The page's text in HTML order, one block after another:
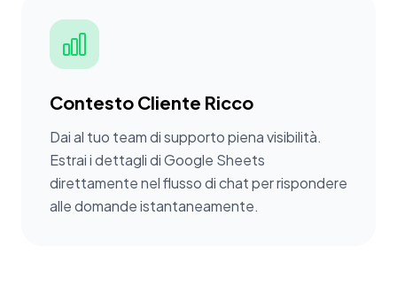
Contesto Cliente Ricco
Dai al tuo team di supporto piena visibilità.
Estrai i dettagli di Google Sheets
direttamente nel flusso di chat per rispondere
alle domande istantaneamente.